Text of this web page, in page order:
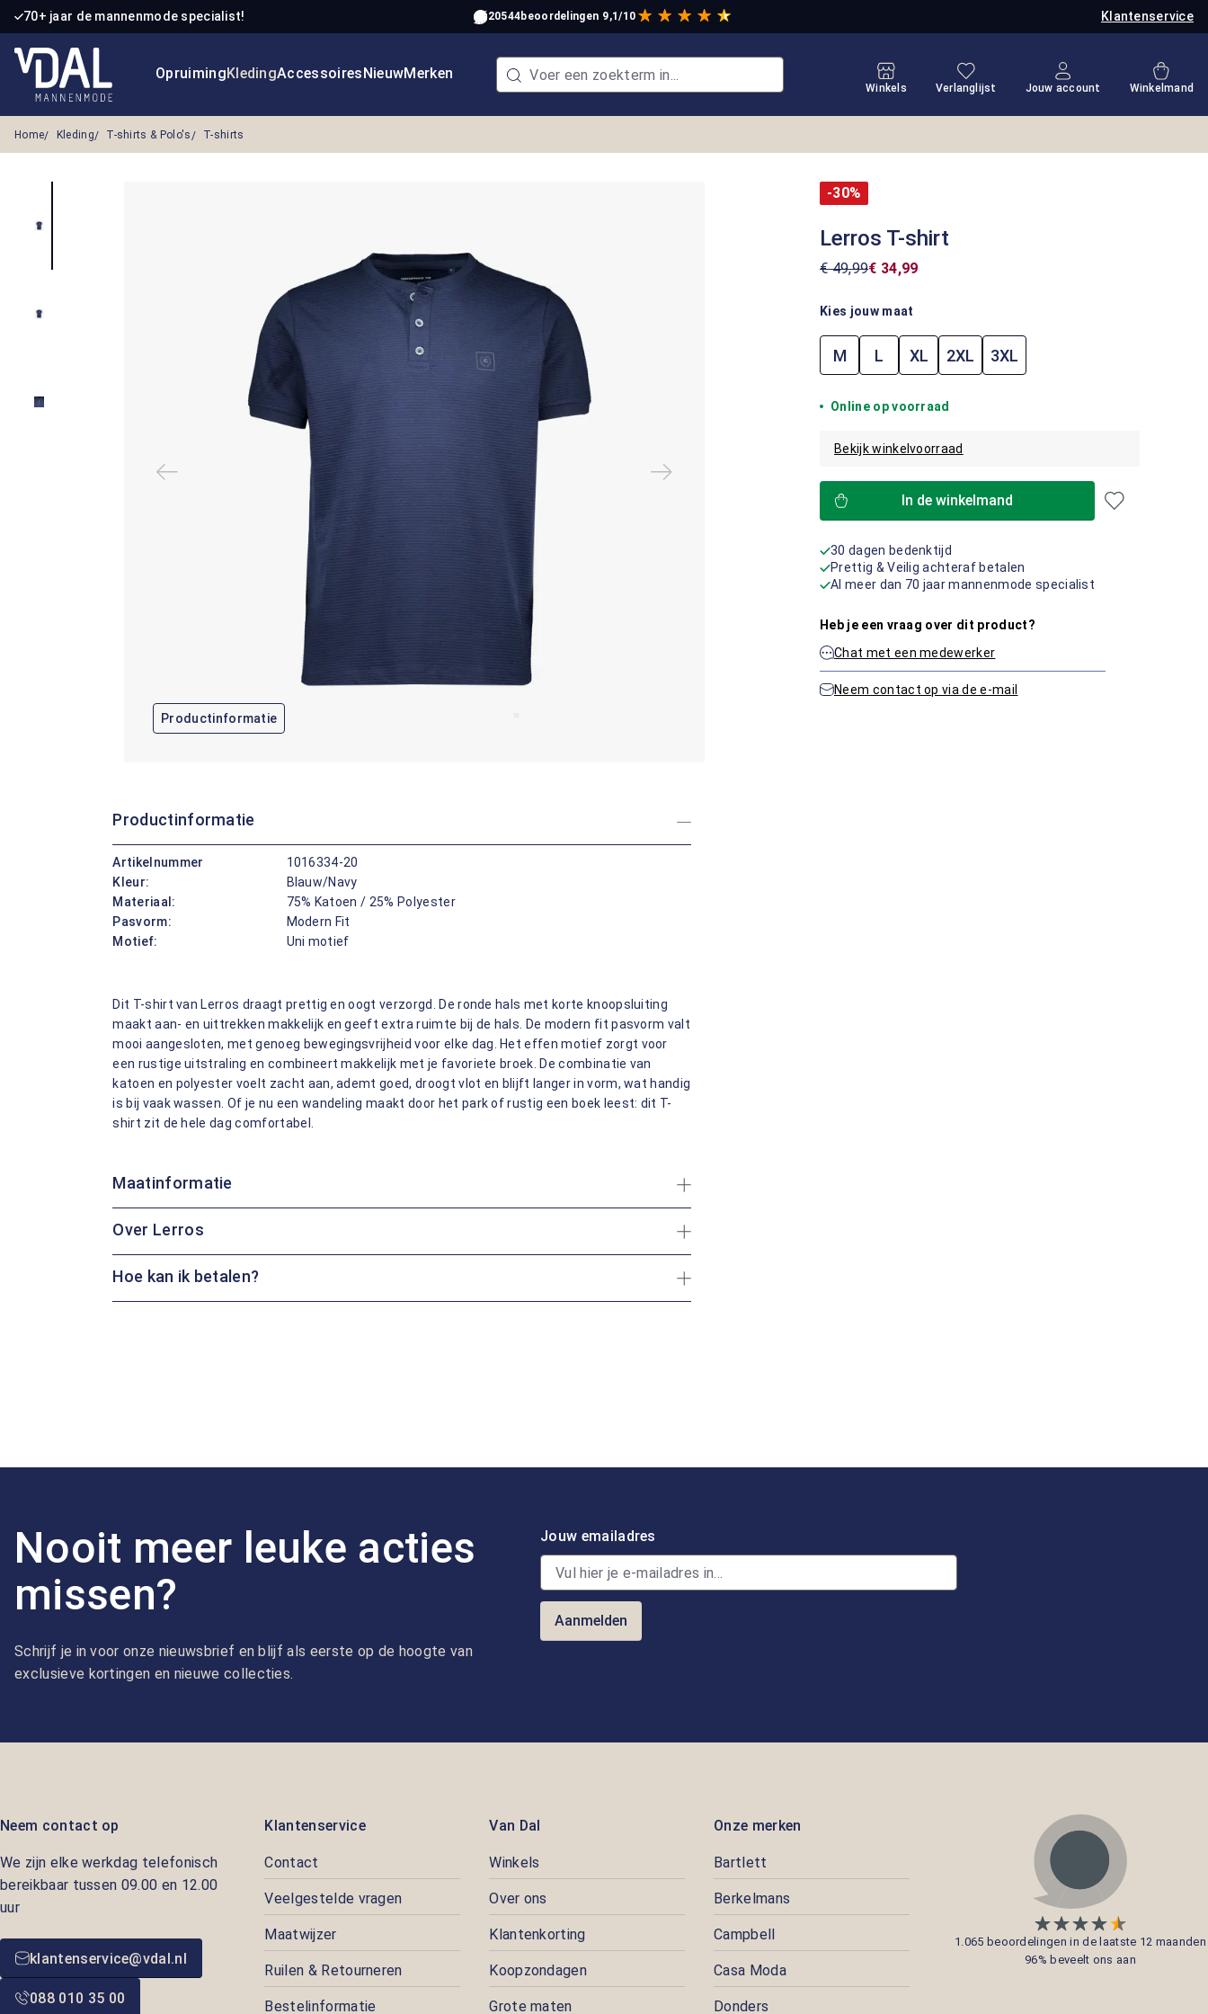
de hoofdinhoud
Ga naar de zoekopdracht
Ga naar de hoofdnavigatie
70+ jaar de mannenmode specialist! Klantenservice
20544beoordelingen 9,1/10
OpruimingKledingAccessoiresNieuwMerken
Winkels
Je hebt 0 items op je verlanglijstje
Verlanglijst Jouw account Winkelmand
Home Kleding T-shirts & Polo's T-shirts
Productinformatie
-30%
Lerros T-shirt
€ 49,99€ 34,99
Kies jouw maat
M L XL 2XL 3XL
Online op voorraad
Bekijk winkelvoorraad
In de winkelmand
30 dagen bedenktijd
Prettig & Veilig achteraf betalen
Al meer dan 70 jaar mannenmode specialist
Heb je een vraag over dit product?
Chat met een medewerker
Neem contact op via de e-mail
Productinformatie
Artikelnummer
1016334-20
Kleur:
Blauw/Navy
Materiaal:
75% Katoen / 25% Polyester
Pasvorm:
Modern Fit
Motief:
Uni motief
Dit T-shirt van Lerros draagt prettig en oogt verzorgd. De ronde hals met korte knoopsluiting
maakt aan- en uittrekken makkelijk en geeft extra ruimte bij de hals. De modern fit pasvorm valt
mooi aangesloten, met genoeg bewegingsvrijheid voor elke dag. Het effen motief zorgt voor
een rustige uitstraling en combineert makkelijk met je favoriete broek. De combinatie van
katoen en polyester voelt zacht aan, ademt goed, droogt vlot en blijft langer in vorm, wat handig
is bij vaak wassen. Of je nu een wandeling maakt door het park of rustig een boek leest: dit T-
shirt zit de hele dag comfortabel.
Maatinformatie
Over Lerros
Hoe kan ik betalen?
Nooit meer leuke acties
missen?
Schrijf je in voor onze nieuwsbrief en blijf als eerste op de hoogte van
exclusieve kortingen en nieuwe collecties.
Jouw emailadres
Aanmelden
Neem contact op
We zijn elke werkdag telefonisch
bereikbaar tussen 09.00 en 12.00
uur
klantenservice@vdal.nl
088 010 35 00
Klantenservice
Contact
Veelgestelde vragen
Maatwijzer
Ruilen & Retourneren
Bestelinformatie
Van Dal
Winkels
Over ons
Klantenkorting
Koopzondagen
Grote maten
Onze merken
Bartlett
Berkelmans
Campbell
Casa Moda
Donders
1.065 beoordelingen in de laatste 12 maanden
96% beveelt ons aan